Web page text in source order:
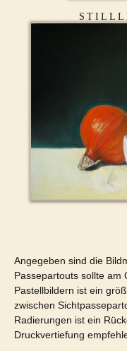
Angegeben sind die
Passepartouts sollte am
Pastellbildern ist ein
zwischen
Radierungen ist ein
Druckvertiefung